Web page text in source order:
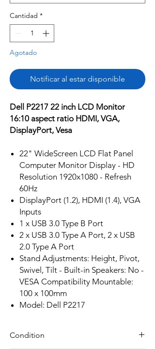
Cantidad *
Agotado
Notificar al estar disponible
Dell P2217 22 inch LCD Monitor
16:10 aspect ratio HDMI, VGA,
DisplayPort, Vesa
22" WideScreen LCD Flat Panel
Computer Monitor Display - HD
Resolution 1920x1080 - Refresh
60Hz
DisplayPort (1.2), HDMI (1.4), VGA
Inputs
1 x USB 3.0 Type B Port
2 x USB 3.0 Type A Port, 2 x USB
2.0 Type A Port
Stand Adjustments: Height, Pivot,
Swivel, Tilt - Built-in Speakers: No -
VESA Compatibility Mountable:
100 x 100mm
Model: Dell P2217
Condition